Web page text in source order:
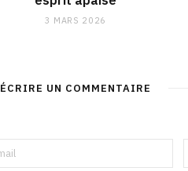
3 MARS 2026
ÉCRIRE UN COMMENTAIRE